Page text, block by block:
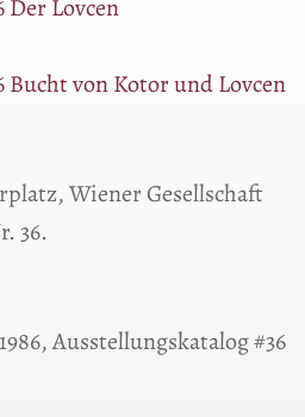
Der Lovcen
Bucht von Kotor und Lovcen
Wiener Gesellschaft
36.
Ausstellungskatalog #36